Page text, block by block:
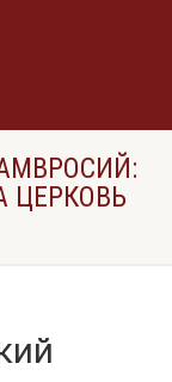
ЦЕРКОВЬ